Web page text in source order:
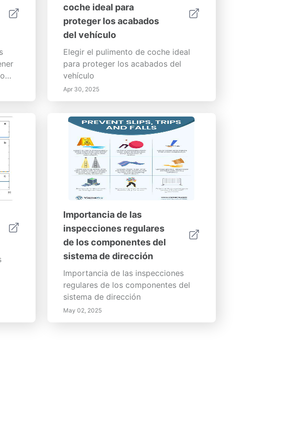
coche ideal para
proteger los acabados
del vehículo
Elegir el pulimento de coche ideal
para proteger los acabados del
vehículo
Apr 30, 2025
Importancia de las
inspecciones regulares
de los componentes del
sistema de dirección
Importancia de las inspecciones
regulares de los componentes del
sistema de dirección
May 02, 2025